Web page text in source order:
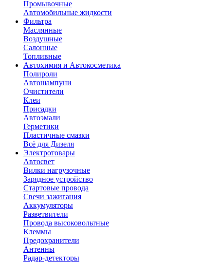
Промывочные
Автомобильные жидкости
Фильтра
Маслянные
Воздушные
Салонные
Топливные
Автохимия и Автокосметика
Полироли
Автошампуни
Очистители
Клеи
Присадки
Автоэмали
Герметики
Пластичные смазки
Всё для Дизеля
Электротовары
Автосвет
Вилки нагрузочные
Зарядное устройство
Стартовые провода
Свечи зажигания
Аккумуляторы
Разветвители
Провода высоковольтные
Клеммы
Предохранители
Антенны
Радар-детекторы